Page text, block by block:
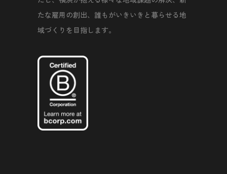
たな雇用の創出、誰もがいきいきと暮らせる地
域づくりを目指します。